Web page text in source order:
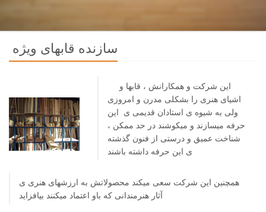
سازنده قابهاى ويژه
اشياى هنرى را بشكلى مدرن و امروزى
ولى به شيوه ى استادان قديمى ى اين
حرفه ميسازند و ميكوشند در حد ممكن ،
شناخت عميق و درستى از فنون گذشته
ى اين حرفه داشته باشند
همچنين اين شركت سعى ميكند محصولاتش به ارزشهاى هنرى ى
آثار هنرمندانى كه باو اعتماد ميكنند بيافزايد